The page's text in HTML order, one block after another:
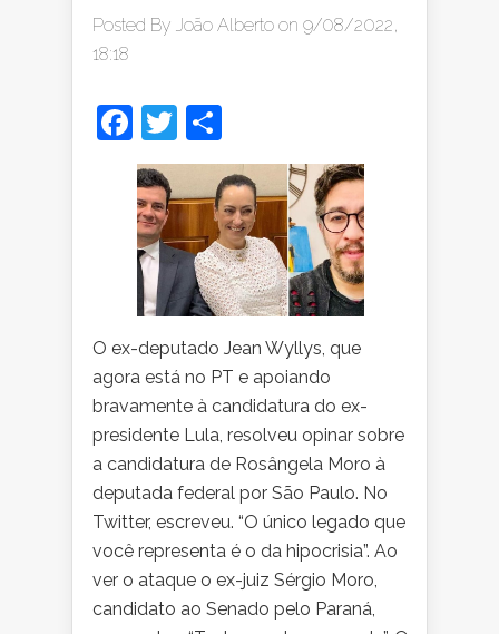
Posted By João Alberto on 9/08/2022,
18:18
Facebook
Twitter
O ex-deputado Jean Wyllys, que
agora está no PT e apoiando
bravamente à candidatura do ex-
presidente Lula, resolveu opinar sobre
a candidatura de Rosângela Moro à
deputada federal por São Paulo. No
Twitter, escreveu. “O único legado que
você representa é o da hipocrisia”. Ao
ver o ataque o ex-juiz Sérgio Moro,
candidato ao Senado pelo Paraná,